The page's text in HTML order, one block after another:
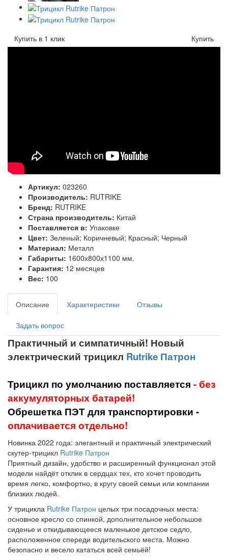
Купить в 1 клик Купить
Артикул: 023260
Производитель: RUTRIKE
Бренд: RUTRIKE
Страна производитель: Китай
Поставляется в: Упаковке
Цвет: Зеленый; Коричневый; Красный; Черный
Материал: Металл
Габариты: 1600х800х1100 мм.
Гарантия: 12 месяцев
Вес: 100
Описание Характеристики Отзывы
Задать вопрос
Практичный и симпатичный! Новый
электрический трицикл Rutrike Патрон
Трицикл по умолчанию поставляется - без
аккумуляторных батарей!
Обрешетка ПЭТ для транспортировки -
оплачивается отдельно!
Новинка 2022 года: элегантный и практичный электрический
скутер-трицикл Rutrike Патрон
Приятный дизайн, удобство и расширенный функционал этой
модели найдёт отклик в сердцах тех, кто хочет проводить
время легко, комфортно, в кругу своей семьи или компании
близких людей.
У трицикла Rutrike Патрон целых три посадочных места:
основное кресло со спинкой, дополнительное небольшое
сиденье и откидывающееся маленькое детское седло,
расположенное спереди водительского места. Можно
безопасно и весело кататься всей семьёй!